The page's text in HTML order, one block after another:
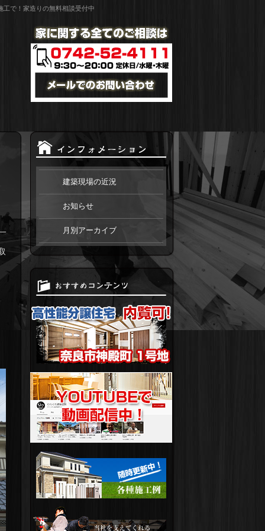
で！家造りの無料相談受付中
建築現場の近況
お知らせ
月別アーカイブ